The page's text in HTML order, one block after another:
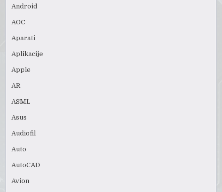
Android
AOC
Aparati
Aplikacije
Apple
AR
ASML
Asus
Audiofil
Auto
AutoCAD
Avion